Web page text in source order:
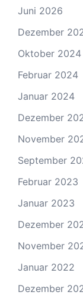
Juni 2026
Dezember
Oktober 2024
Februar 2024
Januar 2024
Dezember
November
September
Februar 2023
Januar 2023
Dezember
November
Januar 2022
Dezember